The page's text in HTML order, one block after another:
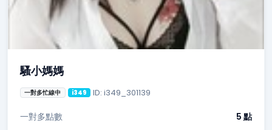
騷小媽媽
一對多忙線中 i349 ID: i349_301139
一對多點數 5 點